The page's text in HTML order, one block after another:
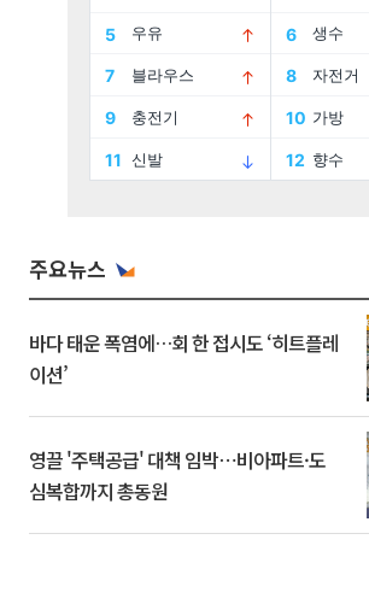
주요뉴스
바다 태운 폭염에…회 한 접시도 ‘히트플레
이션’
영끌 '주택공급' 대책 임박⋯비아파트·도
심복합까지 총동원